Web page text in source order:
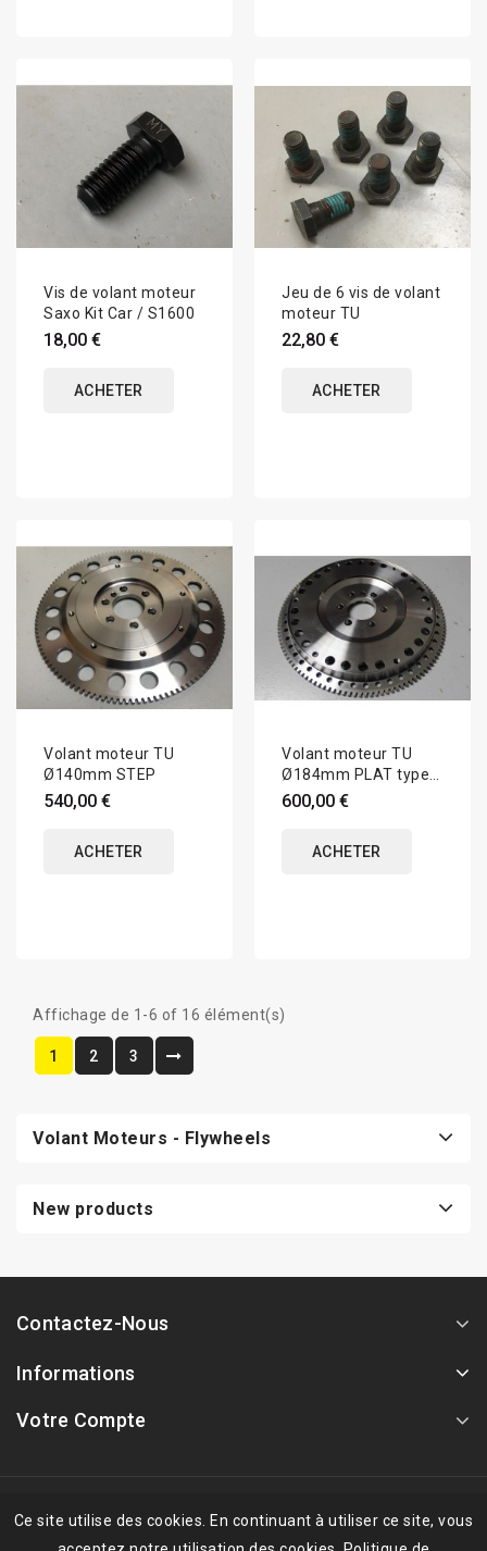
Vis de volant moteur
Saxo Kit Car / S1600
18,00 €
ACHETER
Jeu de 6 vis de volant
moteur TU
22,80 €
ACHETER
Volant moteur TU
Ø140mm STEP
540,00 €
ACHETER
Volant moteur TU
Ø184mm PLAT type
Saxo S1600
600,00 €
ACHETER
Affichage de 1-6 of 16 élément(s)
1 2 3
Volant Moteurs - Flywheels
New products
Contactez-Nous
Informations
Votre Compte
Ce site utilise des cookies. En continuant à utiliser ce site, vous
© 2026 - Logiciel de commerce électronique par PrestaShop™